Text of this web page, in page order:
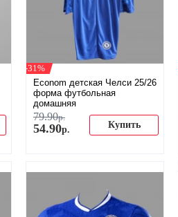
-31%
Econom детская Челси 25/26
форма футбольная
домашняя
79.90р.
54.90р. Купить